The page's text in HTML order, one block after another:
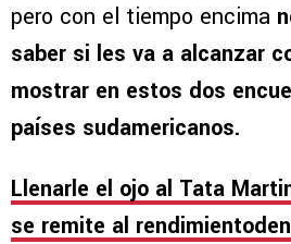
pero con el tiempo encima
saber si les va a alcanzar
mostrar en estos dos
países sudamericanos.
Llenarle el ojo al Tata
se remite al